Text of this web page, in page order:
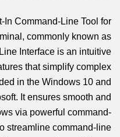
In Command-Line Tool for
commonly known as
Interface is an intuitive
that simplify complex
in the Windows 10 and
It ensures smooth and
via powerful command-
streamline command-line